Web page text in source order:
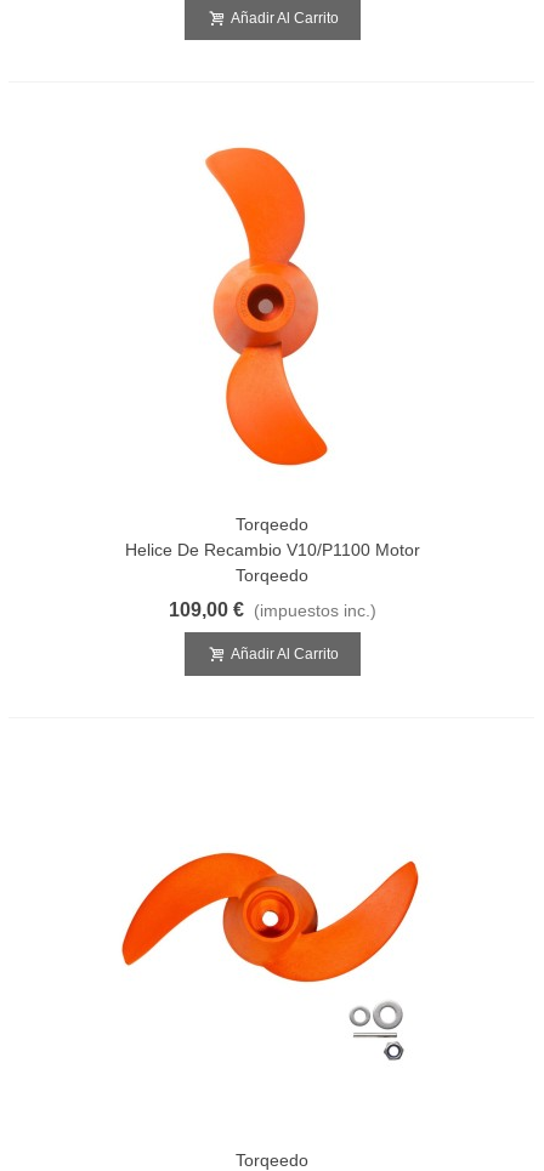
Añadir Al Carrito
Torqeedo
Helice De Recambio V10/p1100 Motor
Torqeedo
109,00 € (impuestos inc.)
Añadir Al Carrito
Torqeedo